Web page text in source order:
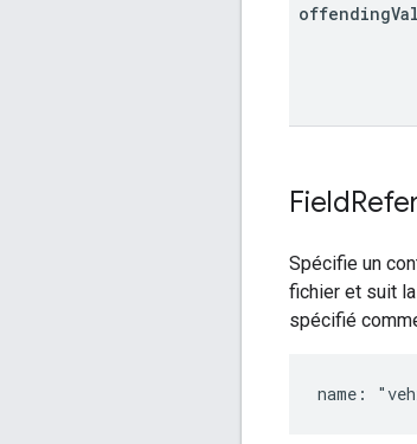
offending
Field
Spécifie un
fichier et suit
spécifié